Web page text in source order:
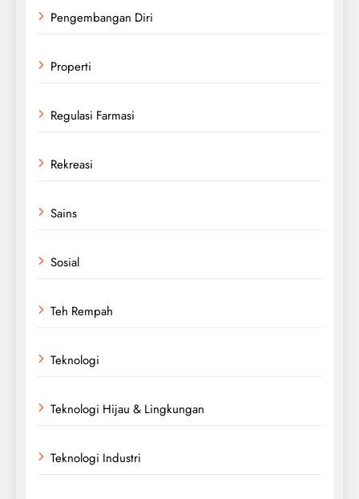
Pengembangan Diri
Properti
Regulasi Farmasi
Rekreasi
Sains
Sosial
Teh Rempah
Teknologi
Teknologi Hijau & Lingkungan
Teknologi Industri